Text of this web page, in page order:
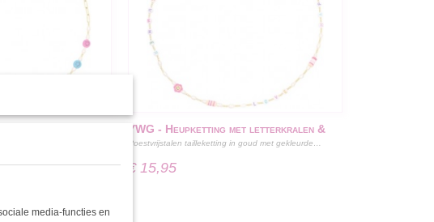
YWG - Heupketting met letterkralen &
parels Goud Stainless Steel
Roestvrijstalen tailleketting in goud met gekleurde…
€ 15,95
media-functies en